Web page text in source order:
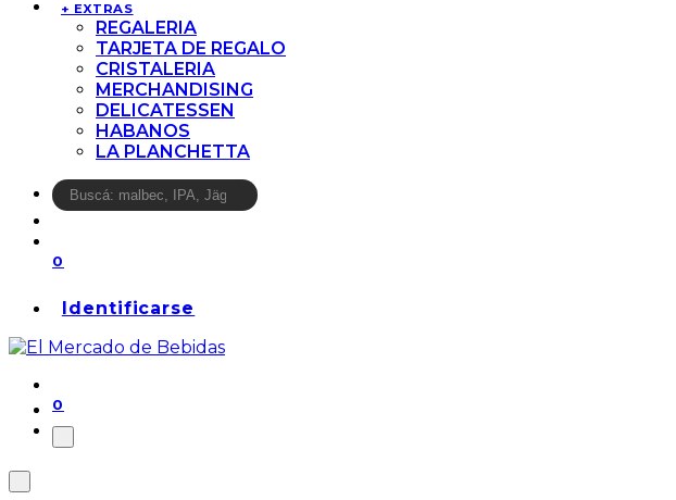
+ EXTRAS
REGALERIA
TARJETA DE REGALO
CRISTALERIA
MERCHANDISING
DELICATESSEN
HABANOS
LA PLANCHETTA
0
Identificarse
0